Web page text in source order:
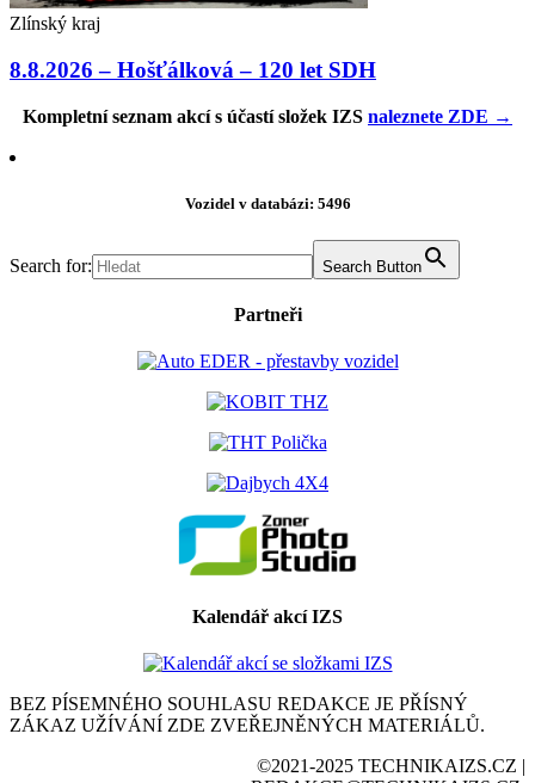
Zlínský kraj
8.8.2026 – Hošťálková – 120 let SDH
Kompletní seznam akcí s účastí složek IZS naleznete ZDE →
Vozidel v databázi: 5496
Search for: Search Button
Partneři
Kalendář akcí IZS
BEZ PÍSEMNÉHO SOUHLASU REDAKCE JE PŘÍSNÝ
ZÁKAZ UŽÍVÁNÍ ZDE ZVEŘEJNĚNÝCH MATERIÁLŮ.
©2021-2025 TECHNIKAIZS.CZ |